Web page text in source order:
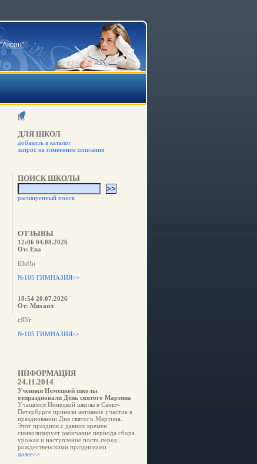
.
ДЛЯ ШКОЛ
добавить в каталог
запрос на изменение описания
ПОИСК ШКОЛЫ
расширенный поиск
ОТЗЫВЫ
12:06 04.08.2026
От: Ева
ШвНн
№105 ГИМНАЗИЯ>>
18:54 20.07.2026
От: Михаил
сЯУг
№105 ГИМНАЗИЯ>>
ИНФОРМАЦИЯ
24.11.2014
Ученики Немецкой школы
отпраздновали День святого Мартина
Учащиеся Немецкой школы в Санкт-
Петербурге приняли активное участие в
праздновании Дня святого Мартина.
Этот праздник с давних времен
символизирует окончание периода сбора
урожая и наступление поста перед
рождественскими праздниками.
далее>>